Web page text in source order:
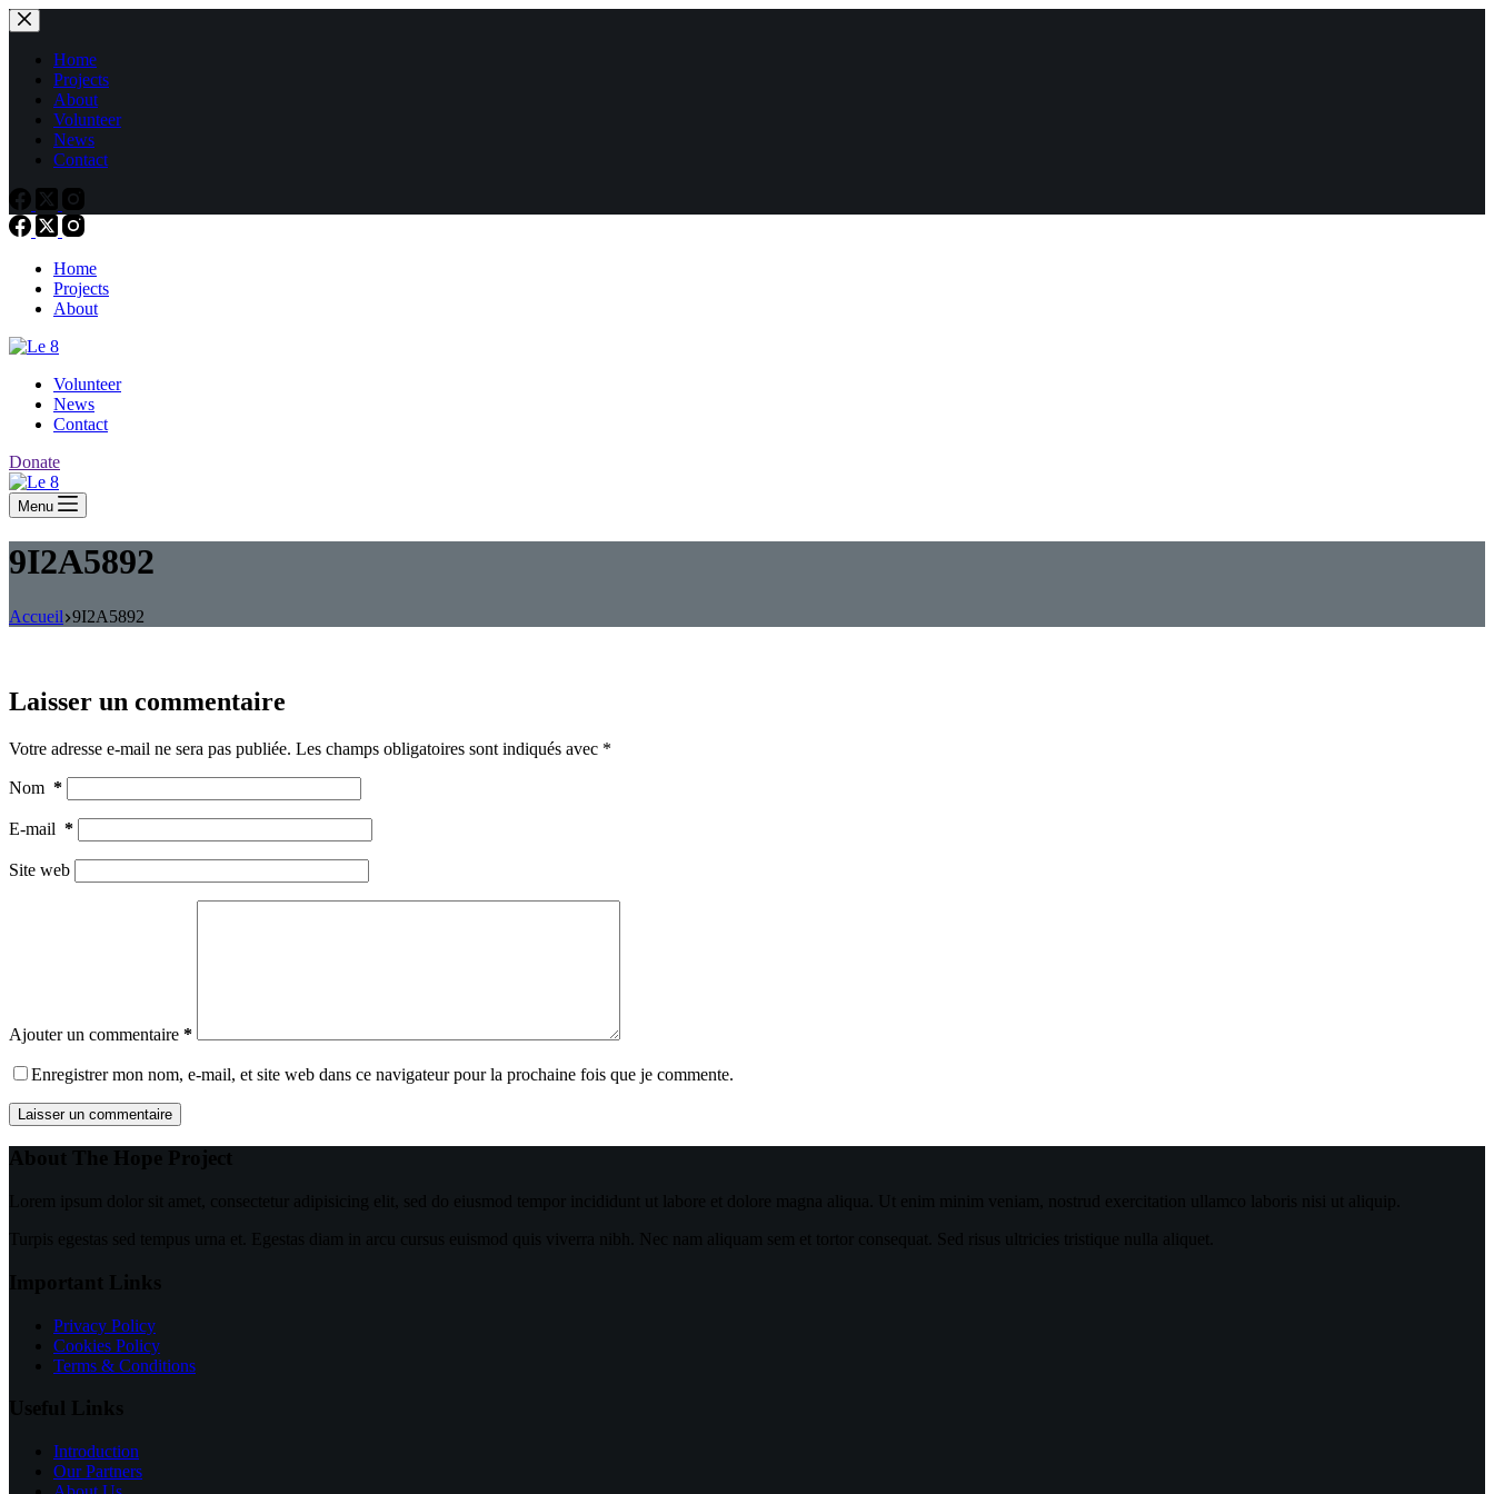
Passer
au
contenuHome
Projects
About
Volunteer
News
Contact
Home
Projects
About
Volunteer
News
Contact
Donate
Menu
9I2A5892
Accueil 9I2A5892
Laisser un commentaire
Votre adresse e-mail ne sera pas publiée. Les champs obligatoires sont indiqués avec *
Nom *
E-mail *
Site web
Ajouter un commentaire *
Enregistrer mon nom, e-mail, et site web dans ce navigateur pour la prochaine fois que je commente.
Laisser un commentaire
About The Hope Project
Lorem ipsum dolor sit amet, consectetur adipisicing elit, sed do eiusmod tempor incididunt ut labore et dolore magna aliqua. Ut enim minim veniam, nostrud exercitation ullamco laboris nisi ut aliquip.
Turpis egestas sed tempus urna et. Egestas diam in arcu cursus euismod quis viverra nibh. Nec nam aliquam sem et tortor consequat. Sed risus ultricies tristique nulla aliquet.
Important Links
Privacy Policy
Cookies Policy
Terms & Conditions
Useful Links
Introduction
Our Partners